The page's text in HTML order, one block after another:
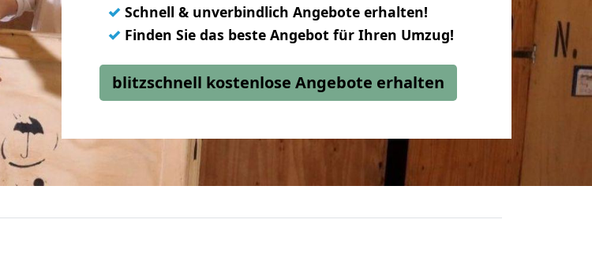
✓ Schnell & unverbindlich Angebote erhalten!
✓ Finden Sie das beste Angebot für Ihren Umzug!
blitzschnell kostenlose Angebote erhalten